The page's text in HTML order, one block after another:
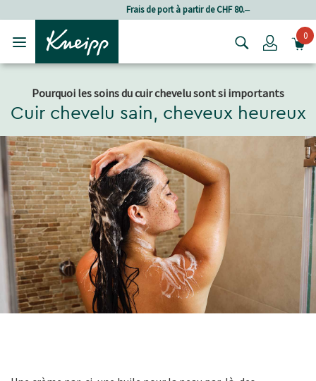
Passer au contenu principal
Passer au contenu du pied de pageFrais de port à partir de CHF 80.‒
Login0
Pourquoi les soins du cuir chevelu sont si importants
Cuir chevelu sain, cheveux heureux